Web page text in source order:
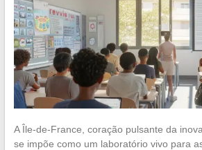
A Île-de-France, coração pulsante da
se impõe como um laboratório vivo para